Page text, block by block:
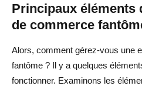
Principaux éléments
de commerce
Alors, comment gérez-vous une
fantôme ? Il y a quelques
fonctionner. Examinons les